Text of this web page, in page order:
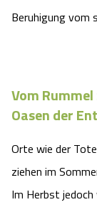
Beruhigung vom
Vom
Oasen der
Orte wie der
ziehen im
Im Herbst jedoch